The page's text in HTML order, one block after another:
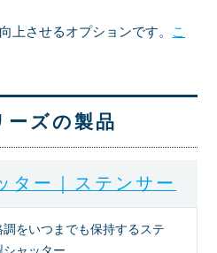
上させるオプションです。 こ
ーズの製品
ター｜ステンサー
調をいつまでも保持するステ